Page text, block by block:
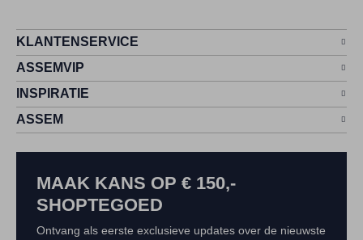
KLANTENSERVICE
ASSEMVIP
INSPIRATIE
ASSEM
MAAK KANS OP € 150,-
SHOPTEGOED
Ontvang als eerste exclusieve updates over de nieuwste